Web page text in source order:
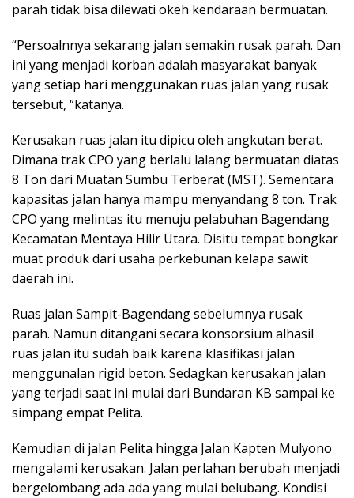
parah tidak bisa dilewati okeh kendaraan bermuatan.
“Persoalnnya sekarang jalan semakin rusak parah. Dan
ini yang menjadi korban adalah masyarakat banyak
yang setiap hari menggunakan ruas jalan yang rusak
tersebut, “katanya.
Kerusakan ruas jalan itu dipicu oleh angkutan berat.
Dimana trak CPO yang berlalu lalang bermuatan diatas
8 Ton dari Muatan Sumbu Terberat (MST). Sementara
kapasitas jalan hanya mampu menyandang 8 ton. Trak
CPO yang melintas itu menuju pelabuhan Bagendang
Kecamatan Mentaya Hilir Utara. Disitu tempat bongkar
muat produk dari usaha perkebunan kelapa sawit
daerah ini.
Ruas jalan Sampit-Bagendang sebelumnya rusak
parah. Namun ditangani secara konsorsium alhasil
ruas jalan itu sudah baik karena klasifikasi jalan
menggunalan rigid beton. Sedagkan kerusakan jalan
yang terjadi saat ini mulai dari Bundaran KB sampai ke
simpang empat Pelita.
Kemudian di jalan Pelita hingga Jalan Kapten Mulyono
mengalami kerusakan. Jalan perlahan berubah menjadi
bergelombang ada ada yang mulai belubang. Kondisi